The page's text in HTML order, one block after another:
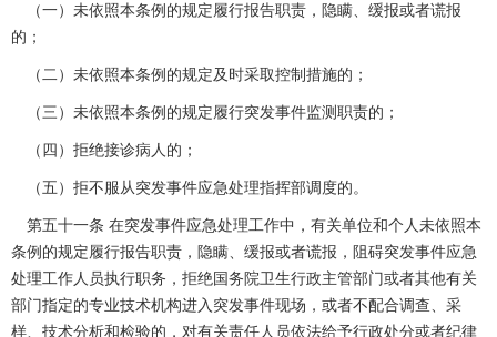
（一）未依照本条例的规定履行报告职责，隐瞒、缓报或者谎报
的；
（二）未依照本条例的规定及时采取控制措施的；
（三）未依照本条例的规定履行突发事件监测职责的；
（四）拒绝接诊病人的；
（五）拒不服从突发事件应急处理指挥部调度的。
第五十一条 在突发事件应急处理工作中，有关单位和个人未依照本
条例的规定履行报告职责，隐瞒、缓报或者谎报，阻碍突发事件应急
处理工作人员执行职务，拒绝国务院卫生行政主管部门或者其他有关
部门指定的专业技术机构进入突发事件现场，或者不配合调查、采
样、技术分析和检验的，对有关责任人员依法给予行政处分或者纪律